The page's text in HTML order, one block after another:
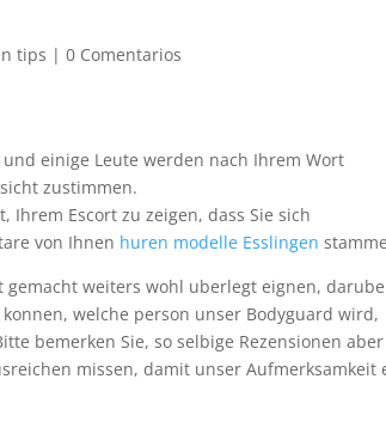
tips |0 Comentarios
einige Leute werden nach Ihrem Wort
zustimmen.
Ihrem Escort zu zeigen, dass Sie sich
von Ihnen huren modelle Esslingen
gemacht weiters wohl uberlegt eignen,
welche person unser Bodyguard wird,
bemerken Sie, so selbige Rezensionen aber
missen, damit unser Aufmerksamkeit